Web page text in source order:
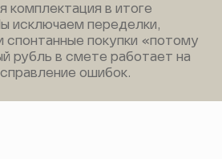
комплектация в итоге
исключаем переделки,
спонтанные покупки «потому
рубль в смете работает на
ошибок.